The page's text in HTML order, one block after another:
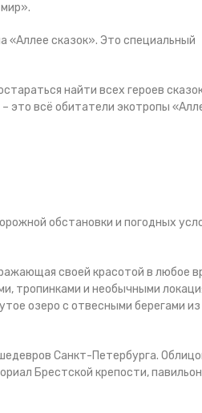
сказок». Это специальный
найти всех героев
это всё обитатели экотропы
обстановки и погодных
своей красотой в любое
тропинками и необычными
озеро с отвесными берегами из
Санкт-Петербурга.
Брестской крепости,